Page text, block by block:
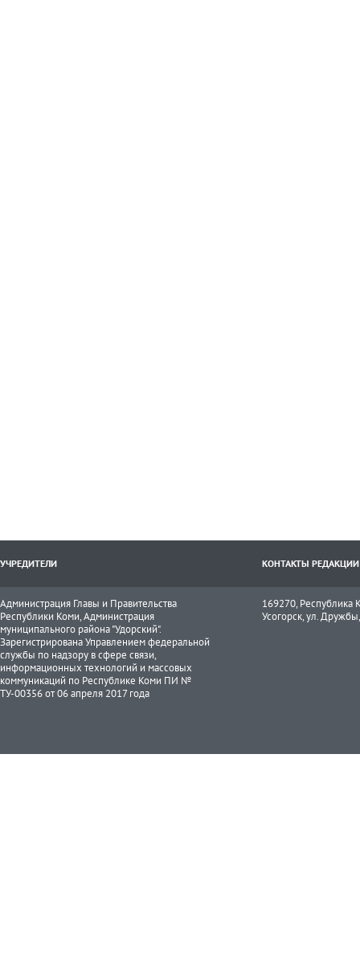
УЧРЕДИТЕЛИ КОНТАКТЫ РЕДАКЦИИ
Администрация Главы и Правительства
Республики Коми, Администрация
муниципального района "Удорский".
Зарегистрирована Управлением федеральной
службы по надзору в сфере связи,
информационных технологий и массовых
коммуникаций по Республике Коми ПИ №
ТУ-00356 от 06 апреля 2017 года
169270, Республика
Усогорск, ул.